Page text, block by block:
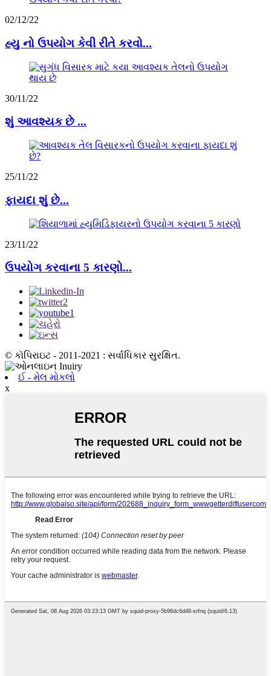
02/12/22
હ્યુ નો ઉપયોગ કેવી રીતે કરવો...
30/11/22
શું આવશ્યક છે ...
25/11/22
ફાયદા શું છે...
23/11/22
ઉપયોગ કરવાના 5 કારણો...
© કૉપિરાઇટ - 2011-2021 : સર્વાધિકાર સુરક્ષિત.
ઈ - મેલ મોકલો
x